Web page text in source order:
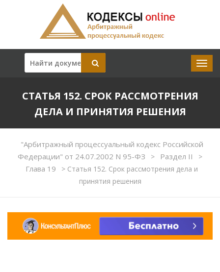
СТАТЬЯ 152. СРОК РАССМОТРЕНИЯ
ДЕЛА И ПРИНЯТИЯ РЕШЕНИЯ
"Арбитражный процессуальный кодекс Российской
Федерации" от 24.07.2002 N 95-ФЗ
> Раздел II >
Глава 19 > Статья 152. Срок рассмотрения дела и
принятия решения